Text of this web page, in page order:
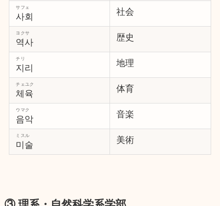
사회
サフェ 社会
역사
ヨクサ 歴史
지리
チリ 地理
체육
チェユク 体育
음악
ウマク 音楽
미술
ミスル 美術